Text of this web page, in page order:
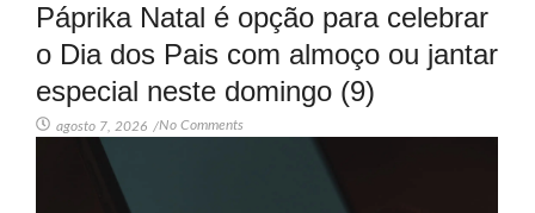
Páprika Natal é opção para celebrar
o Dia dos Pais com almoço ou jantar
especial neste domingo (9)
agosto 7, 2026 /No Comments